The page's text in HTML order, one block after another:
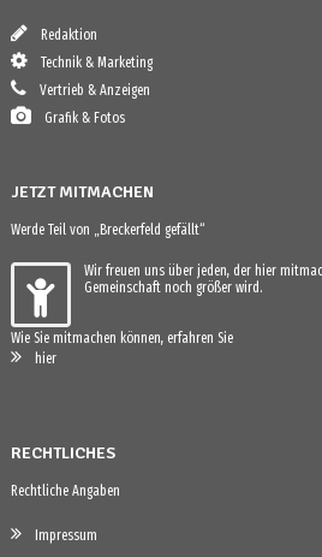
Redaktion
Technik & Marketing
Vertrieb & Anzeigen
Grafik & Fotos
JETZT MITMACHEN
Werde Teil von „Breckerfeld gefällt“
Wir freuen uns über jeden, der hier
Gemeinschaft noch größer wird.
Wie Sie mitmachen können, erfahren Sie
hier
RECHTLICHES
Rechtliche Angaben
Impressum